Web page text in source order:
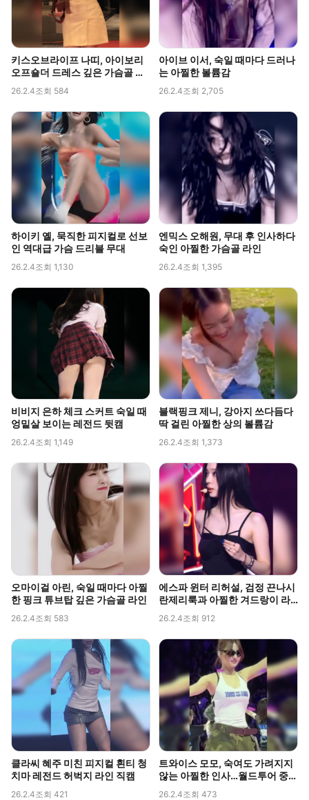
키스오브라이프 나띠, 아이보리
오프숄더 드레스 깊은 가슴골 라
26.2.4조회 584
아이브 이서, 숙일 때마다 드러나
는 아찔한 볼륨감
26.2.4조회 2,705
하이키 옐, 묵직한 피지컬로 선보
인 역대급 가슴 드리블 무대
26.2.4조회 1,130
엔믹스 오해원, 무대 후 인사하다
숙인 아찔한 가슴골 라인
26.2.4조회 1,395
비비지 은하 체크 스커트 숙일 때
엉밑살 보이는 레전드 뒷캠
26.2.4조회 1,149
블랙핑크 제니, 강아지 쓰다듬다
딱 걸린 아찔한 상의 볼륨감
26.2.4조회 1,373
오마이걸 아린, 숙일 때마다 아찔
한 핑크 튜브탑 깊은 가슴골 라인
26.2.4조회 583
에스파 윈터 리허설, 검정 끈나시
란제리룩과 아찔한 겨드랑이 라
26.2.4조회 912
클라씨 혜주 미친 피지컬 흰티 청
치마 레전드 허벅지 라인 직캠
26.2.4조회 421
트와이스 모모, 숙여도 가려지지
않는 아찔한 인사…월드투어 중
26.2.4조회 473